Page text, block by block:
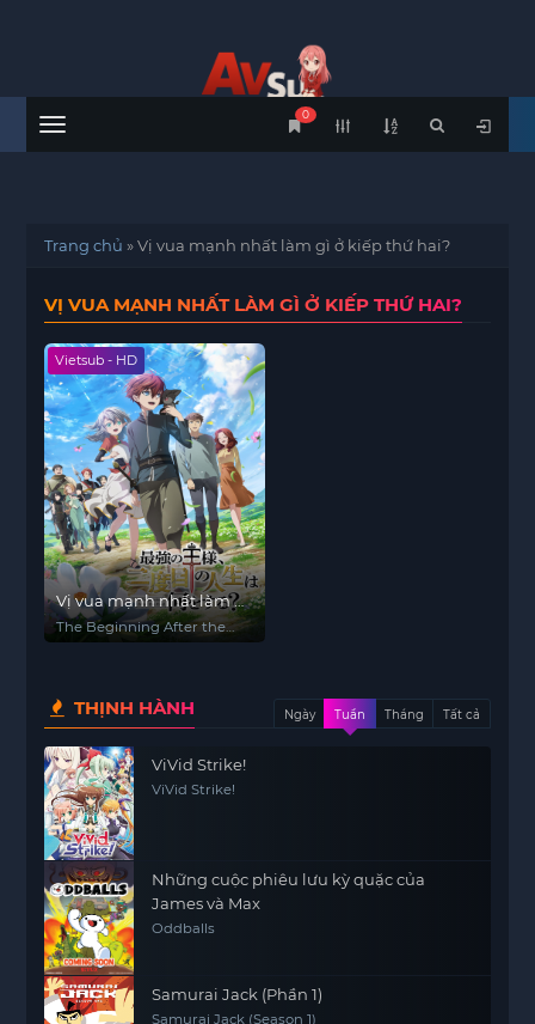
Menu
0
Trang chủ »Vị vua mạnh nhất làm gì ở kiếp thứ hai?
VỊ VUA MẠNH NHẤT LÀM GÌ Ở KIẾP THỨ HAI?
Vietsub - HD
Vị vua mạnh nhất làm gì
ở kiếp thứ hai?
The Beginning After the
THỊNH HÀNH Ngày Tuần Tháng Tất cả
ViVid Strike!
ViVid Strike!
Những cuộc phiêu lưu kỳ quặc của
James và Max
Oddballs
Samurai Jack (Phần 1)
Samurai Jack (Season 1)